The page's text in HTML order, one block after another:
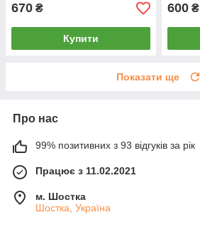
670 ₴
Купити
600 ₴
Показати ще
Про нас
99% позитивних з 93 відгуків за рік
Працює з 11.02.2021
м. Шостка
Шостка, Україна